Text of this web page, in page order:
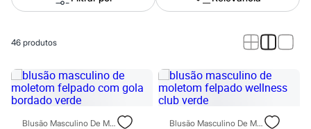
Calças
Macacões
Shorts e Bermudas
Vestidos
Acessórios
Bolsas
Bonés e Chapéus
46 produtos
Blusão Masculino De Moletom Felpado Com Gola Bordado Verde Blusão Masculino De Moletom Felpado Wellness Club Verde